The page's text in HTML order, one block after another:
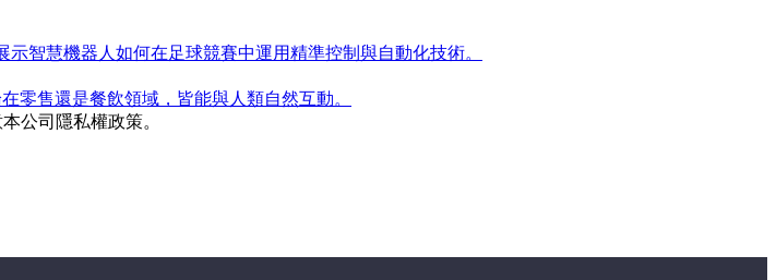
智慧機器人如何在足球競賽中運用精準控制與自動化技術。
零售還是餐飲領域，皆能與人類自然互動。
公司隱私權政策。